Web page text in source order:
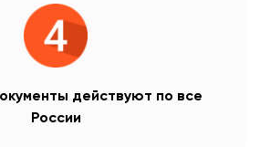
действуют по все
России